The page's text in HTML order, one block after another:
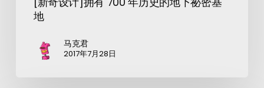
地
马克君
2017年7月28日